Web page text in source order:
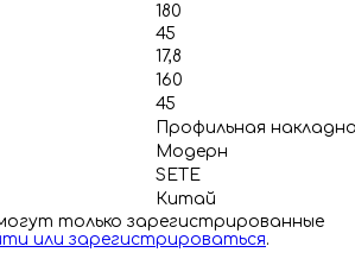
180
45
17,8
160
45
Профильная
Модерн
SETE
Китай
только зарегистрированные
или зарегистрироваться.